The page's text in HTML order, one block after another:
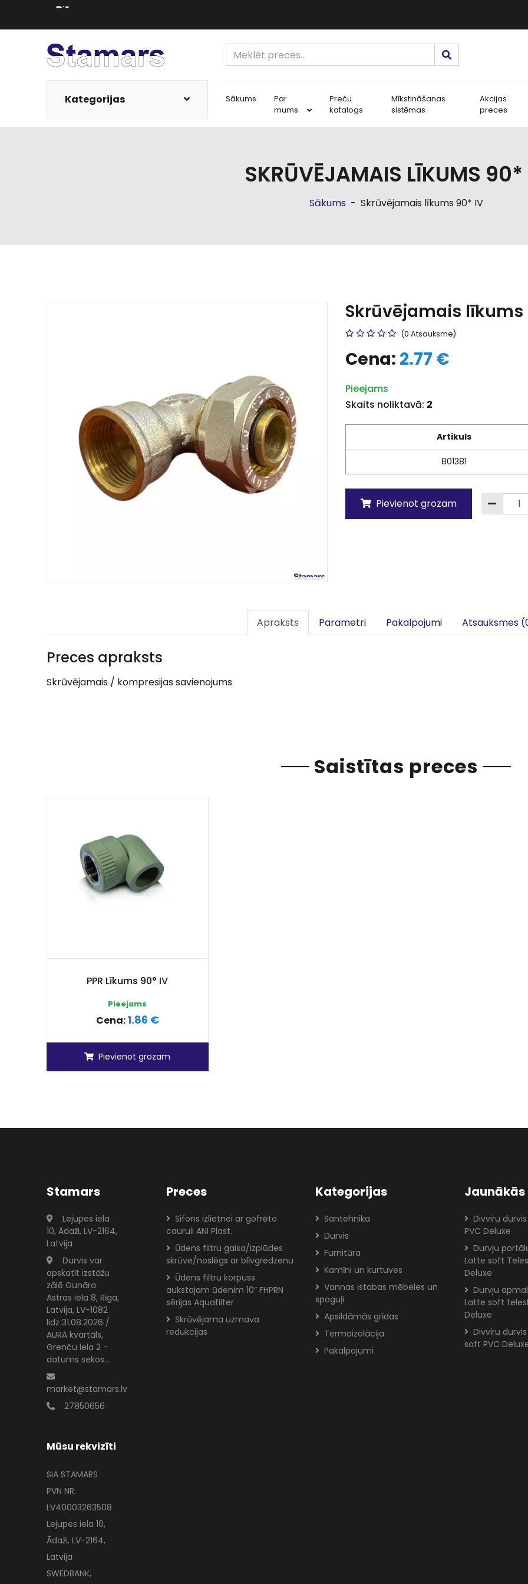
Kategorijas Sākums
Par
mums
Preču
katalogs
Mīkstināšanas
sistēmas
Akcijas
preces
SKRŪVĒJAMAIS LĪKUMS
Sākums - Skrūvējamais līkums 90* IV
Skrūvējamais līkums
(0 Atsauksme)
Cena: 2.77 €
Pieejams
Skaits noliktavā: 2
Artikuls
801381
Pievienot grozam
Apraksts Parametri Pakalpojumi Atsauksmes
Preces apraksts
Skrūvējamais / kompresijas savienojums
Saistītas preces
PPR Līkums 90° IV
Pieejams
Cena:1.86 €
Pievienot grozam
Stamars
Lejupes iela
10, Ādaži, LV-2164,
Latvija
Durvis var
apskatīt izstāžu
zālē Gunāra
Astras iela 8, Rīga,
Latvija, LV-1082
lidz 31.08.2026 /
AURA kvartāls,
Grenču iela 2 -
datums sekos...
market@stamars.lv
27850656
Mūsu rekvizīti
SIA STAMARS
PVN NR.
LV40003263508
Lejupes iela 10,
Ādaži, LV-2164,
Latvija
SWEDBANK,
Preces
Sifons izlietnei ar gofrēto
cauruli ANI Plast.
Ūdens filtru gaisa/izplūdes
skrūve/noslēgs ar blīvgredzenu
Ūdens filtru korpuss
aukstajam ūdenim 10” FHPRN
sērijas Aquafilter
Skrūvējama uzmava
redukcijas
Kategorijas
Santehnika
Durvis
Furnitūra
Kamīni un kurtuves
Vannas istabas mēbeles un
spoguļi
Apsildāmās grīdas
Termoizolācija
Pakalpojumi
Jaunākās
Divviru
PVC Deluxe
Durvju
Latte soft
Deluxe
Durvju
Latte soft
Deluxe
Divviru
soft PVC